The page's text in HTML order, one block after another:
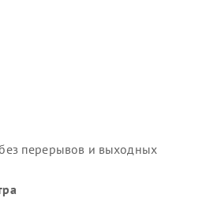
перерывов и выходных